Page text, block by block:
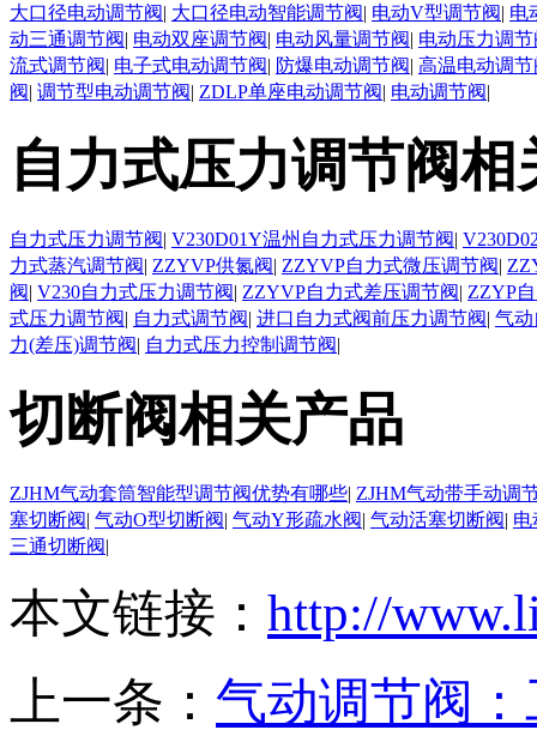
大口径电动调节阀| 大口径电动智能调节阀| 电动V型调节阀| 电
动三通调节阀| 电动双座调节阀| 电动风量调节阀| 电动压力调节
流式调节阀| 电子式电动调节阀| 防爆电动调节阀| 高温电动调节
阀| 调节型电动调节阀| ZDLP单座电动调节阀| 电动调节阀|
自力式压力调节阀相
自力式压力调节阀| V230D01Y温州自力式压力调节阀|
力式蒸汽调节阀| ZZYVP供氮阀| ZZYVP自力式微压调节阀|
阀| V230自力式压力调节阀| ZZYVP自力式差压调节阀| ZZYP
式压力调节阀| 自力式调节阀| 进口自力式阀前压力调节阀| 气
力(差压)调节阀| 自力式压力控制调节阀|
切断阀相关产品
ZJHM气动套筒智能型调节阀优势有哪些| ZJHM气动带手动调
塞切断阀| 气动O型切断阀| 气动Y形疏水阀| 气动活塞切断阀| 电
三通切断阀|
本文链接： http://
上一条： 气动调节阀